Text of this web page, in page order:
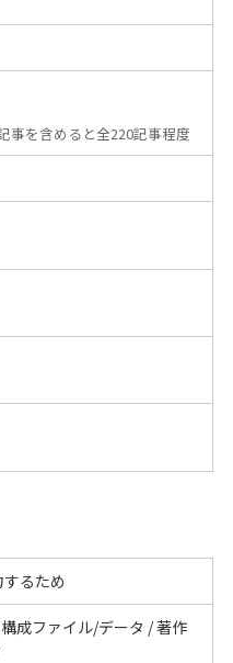
事を含めると全220記事程度
るため
成ファイル/データ / 著作